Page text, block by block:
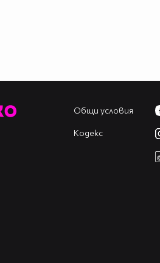
Общи условия
Кодекс